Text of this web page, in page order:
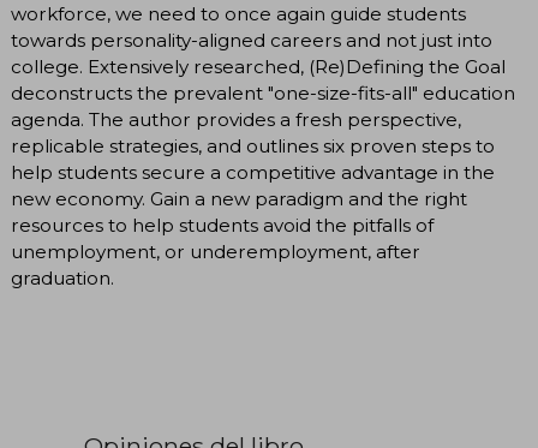
workforce, we need to once again guide students
towards personality-aligned careers and not just into
college. Extensively researched, (Re)Defining the Goal
deconstructs the prevalent "one-size-fits-all" education
agenda. The author provides a fresh perspective,
replicable strategies, and outlines six proven steps to
help students secure a competitive advantage in the
new economy. Gain a new paradigm and the right
resources to help students avoid the pitfalls of
unemployment, or underemployment, after
graduation.